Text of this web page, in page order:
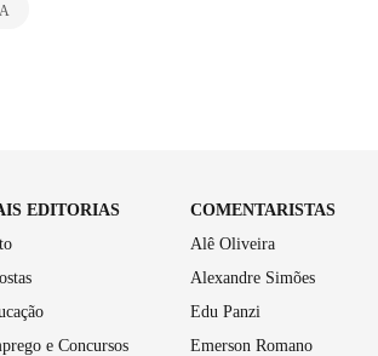
EDITORIAS
e Concursos
COMENTARISTAS
Alê Oliveira
Alexandre Simões
Edu Panzi
Emerson Romano